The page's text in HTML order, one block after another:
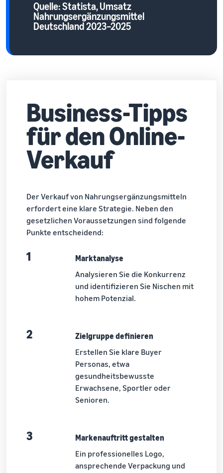
Quelle: Statista, Umsatz
Nahrungsergänzungsmittel
Deutschland 2023–2025
Business-Tipps
für den Online-
Verkauf
Der Verkauf von Nahrungsergänzungsmitteln
erfordert eine klare Strategie. Neben den
gesetzlichen Voraussetzungen sind folgende
Punkte entscheidend:
1
Marktanalyse
Analysieren Sie die Konkurrenz
und identifizieren Sie Nischen mit
hohem Potenzial.
2
Zielgruppe definieren
Erstellen Sie klare Buyer
Personas, etwa
gesundheitsbewusste
Erwachsene, Sportler oder
Senioren.
3
Markenauftritt gestalten
Ein professionelles Logo,
ansprechende Verpackung und